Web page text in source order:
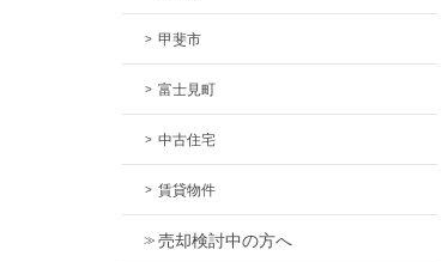
甲斐市
富士見町
中古住宅
賃貸物件
売却検討中の方へ